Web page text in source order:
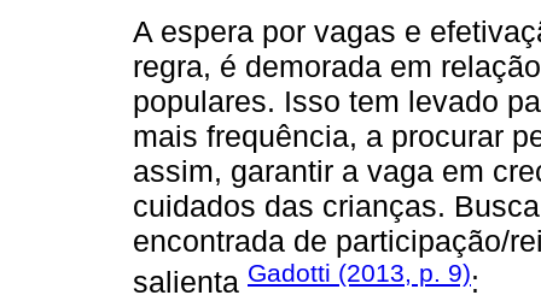
A espera por vagas e
regra, é demorada em
populares. Isso tem levado
mais frequência, a procurar
assim, garantir a vaga em
cuidados das crianças.
encontrada de participação/
salienta Gadotti (2013, p. 9):